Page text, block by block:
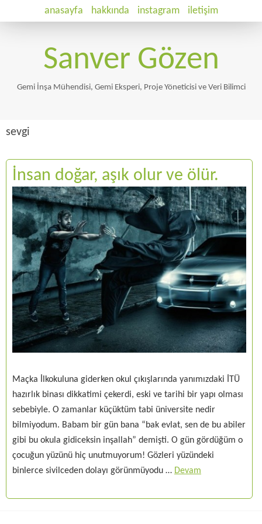
anasayfa hakkında instagram iletişim
Sanver Gözen
Gemi İnşa Mühendisi, Gemi Eksperi, Proje Yöneticisi ve Veri Bilimci
sevgi
İnsan doğar, aşık olur ve ölür.
Maçka İlkokuluna giderken okul çıkışlarında yanımızdaki İTÜ
hazırlık binası dikkatimi çekerdi, eski ve tarihi bir yapı olması
sebebiyle. O zamanlar küçüktüm tabi üniversite nedir
bilmiyodum. Babam bir gün bana “bak evlat, sen de bu abiler
gibi bu okula gidiceksin inşallah” demişti. O gün gördüğüm o
çocuğun yüzünü hiç unutmuyorum! Gözleri yüzündeki
binlerce sivilceden dolayı görünmüyodu … Devam